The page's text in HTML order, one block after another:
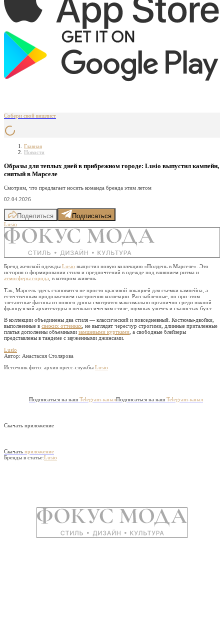
Собери свой вишлист
Главная
Новости
Образы для теплых дней в прибрежном городе: Lusio выпустил кампейн,
снятый в Марселе
Смотрим, что предлагает носить команда бренда этим летом
02.04.2026
Поделиться Подписаться
Lusio
Бренд женской одежды Lusio выпустил новую коллекцию «Полдень в Марселе». Это
история о формировании стиля и предпочтений в одежде под влиянием ритма и
атмосферы города , в котором живешь.
Так, Марсель здесь становится не просто красивой локацией для съемки кампейна, а
естественным продолжением настроения коллекции. Расслабленные, но при этом
элегантные фасоны из нового дропа смотрятся максимально органично среди южной
французской архитектуры в неоклассическом стиле, шумных улочек и скалистых бухт.
В коллекции объединены два стиля — классический и повседневный. Костюмы-двойки,
выполненные в свежих оттенках , не выглядят чересчур строгими, длинные приталенные
платья дополнены объемными замшевыми куртками , а свободные блейзеры
представлены в тандеме с зауженными джинсами.
Lusio
Автор: Анастасия Столярова
Источник фото: архив пресс-службы Lusio
Подписаться на наш Telegram-каналПодписаться на наш Telegram-канал
Скачать приложение
Скачать приложение
Бренды в статье:Lusio